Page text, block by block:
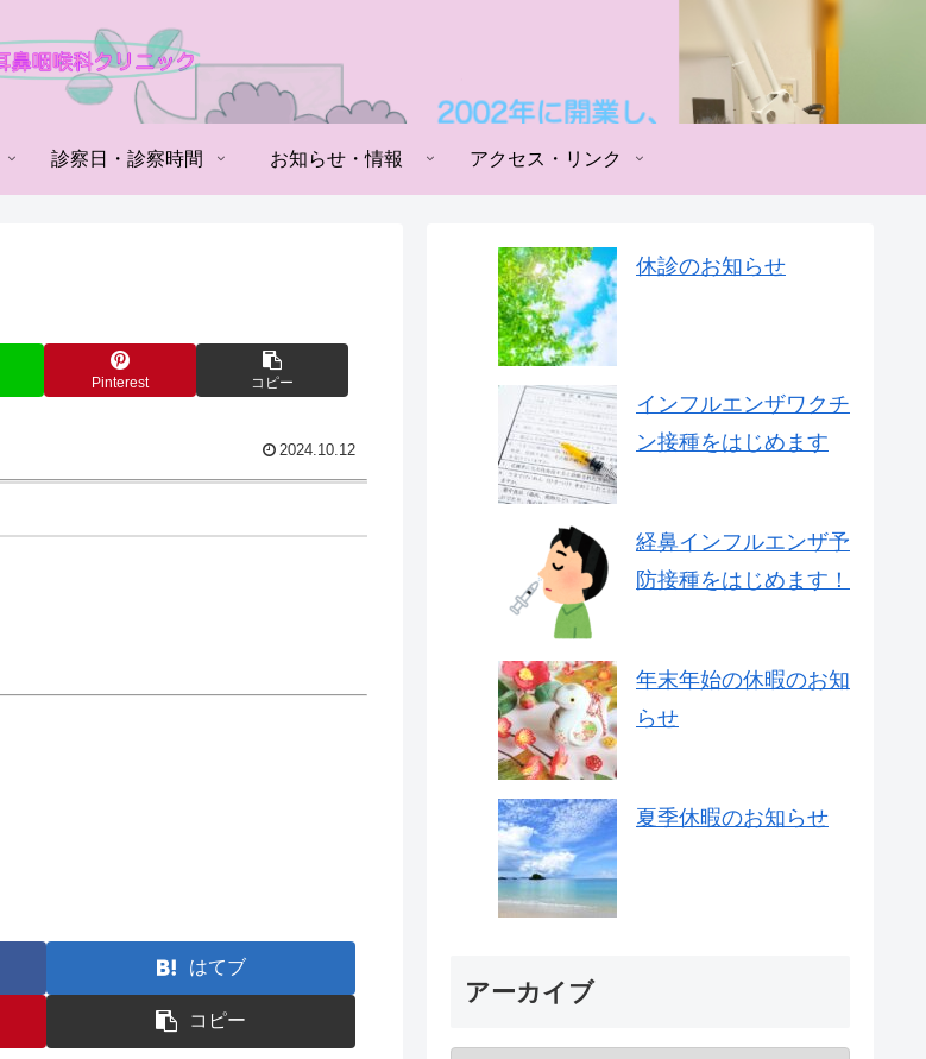
診察日・診察時間 お知らせ・情報 アクセス・リンク
Pinterest コピー
2024.10.12
はてブ
コピー
休診のお知らせ
インフルエンザワクチ
ン接種をはじめます
経鼻インフルエンザ予
防接種をはじめます！
年末年始の休暇のお知
らせ
夏季休暇のお知らせ
アーカイブ